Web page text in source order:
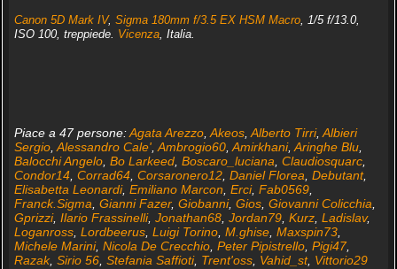
Canon 5D Mark IV, Sigma 180mm f/3.5 EX HSM Macro, 1/5 f/13.0,
ISO 100, treppiede. Vicenza, Italia.
Piace a 47 persone:Agata Arezzo, Akeos, Alberto Tirri, Albieri
Sergio, Alessandro Cale', Ambrogio60, Amirkhani, Aringhe Blu,
Balocchi Angelo, Bo Larkeed, Boscaro_luciana Claudiosquarc,
Condor14, Corrad64, Corsaronero12, Daniel Florea Debutant,
Elisabetta Leonardi, Emiliano Marcon Erci, Fab0569,
Franck.Sigma Gianni Fazer, Giobanni, Gios, Giovanni Colicchia
Gprizzi, Ilario Frassinelli, Jonathan68, Jordan79, Kurz, Ladislav,
Loganross, Lordbeerus, Luigi Torino, M.ghise, Maxspin73,
Michele Marini, Nicola De Crecchio, Peter Pipistrello, Pigi47,
Razak, Sirio 56, Stefania Saffioti, Trent'oss, Vahid_st, Vittorio29